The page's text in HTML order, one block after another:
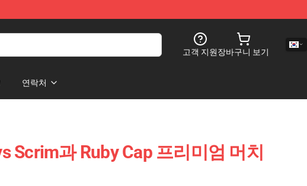
고객 지원장바구니 보기
연락처
Scrim과 Ruby Cap 프리미엄 머치